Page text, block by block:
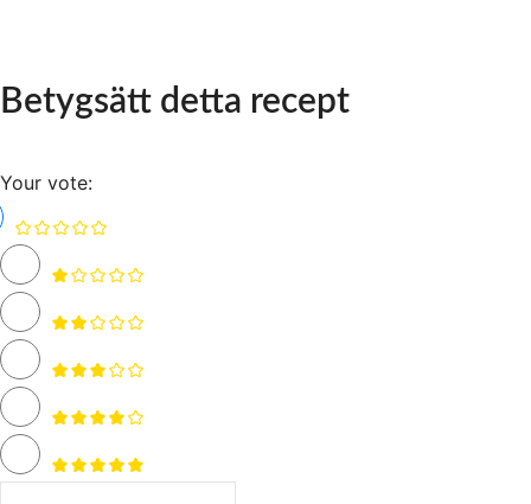
Betygsätt detta recept
Your vote: